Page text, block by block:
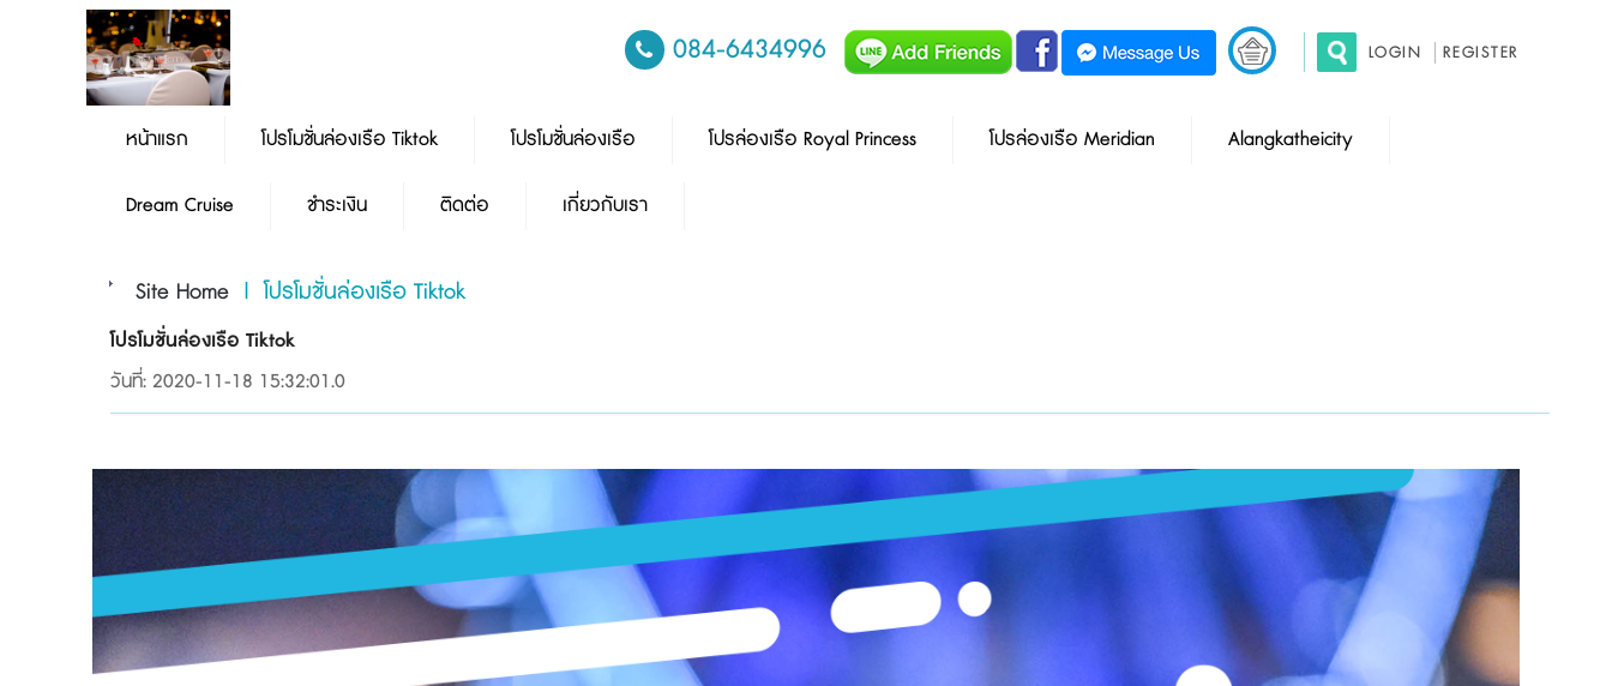
LOGIN REGISTER
084-6434996
หน้าแรก โปรโมชั่นล่องเรือ Tiktok โปรโมชั่นล่องเรือ โปรล่องเรือ Royal Princess โปรล่องเรือ Meridian Alangkatheicity
Dream Cruise ชำระเงิน ติดต่อ เกี่ยวกับเรา
Site Home |โปรโมชั่นล่องเรือ Tiktok
โปรโมชั่นล่องเรือ Tiktok
วันที่: 2020-11-18 15:32:01.0